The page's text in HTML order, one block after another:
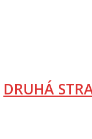
DRUHÁ